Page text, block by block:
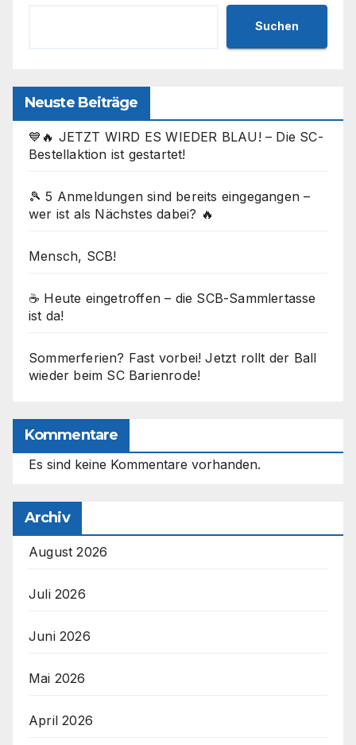
Suchen
Neuste Beiträge
💙🔥 JETZT WIRD ES WIEDER BLAU! – Die SC-
Bestellaktion ist gestartet!
🎾 5 Anmeldungen sind bereits eingegangen –
wer ist als Nächstes dabei? 🔥
Mensch, SCB!
☕ Heute eingetroffen – die SCB-Sammlertasse
ist da!
Sommerferien? Fast vorbei! Jetzt rollt der Ball
wieder beim SC Barienrode!
Kommentare
Es sind keine Kommentare vorhanden.
Archiv
August 2026
Juli 2026
Juni 2026
Mai 2026
April 2026